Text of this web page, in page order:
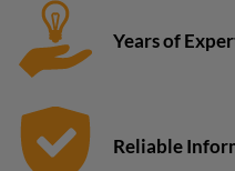
Years of
Reliable